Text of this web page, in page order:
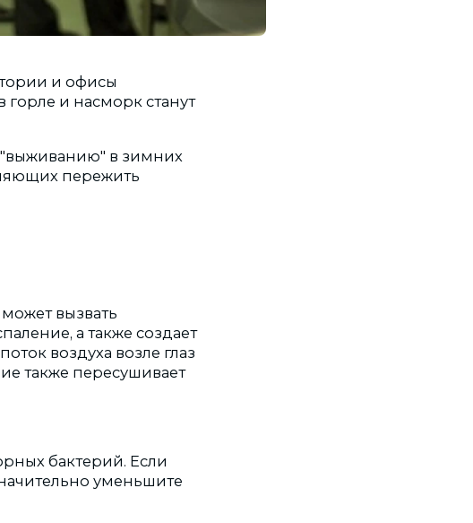
и офисы
и насморк станут
"выживанию" в зимних
пережить
вызвать
а также создает
воздуха возле глаз
также пересушивает
бактерий. Если
уменьшите